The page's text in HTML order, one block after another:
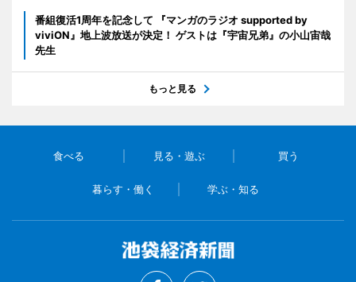
番組復活1周年を記念して 『マンガのラジオ supported by
viviON』地上波放送が決定！ ゲストは『宇宙兄弟』の小山宙哉
先生
もっと見る
食べる 見る・遊ぶ 買う
暮らす・働く 学ぶ・知る